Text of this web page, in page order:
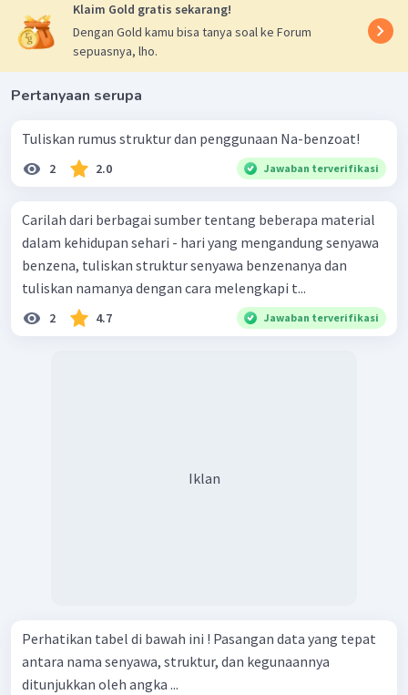
Klaim Gold gratis sekarang!
Dengan Gold kamu bisa tanya soal ke Forum
sepuasnya, lho.
Pertanyaan serupa
Tuliskan rumus struktur dan penggunaan Na-benzoat!
2 2.0 Jawaban terverifikasi
Carilah dari berbagai sumber tentang beberapa material
dalam kehidupan sehari - hari yang mengandung senyawa
benzena, tuliskan struktur senyawa benzenanya dan
tuliskan namanya dengan cara melengkapi t...
2 4.7 Jawaban terverifikasi
Iklan
Perhatikan tabel di bawah ini ! Pasangan data yang tepat
antara nama senyawa, struktur, dan kegunaannya
ditunjukkan oleh angka ...